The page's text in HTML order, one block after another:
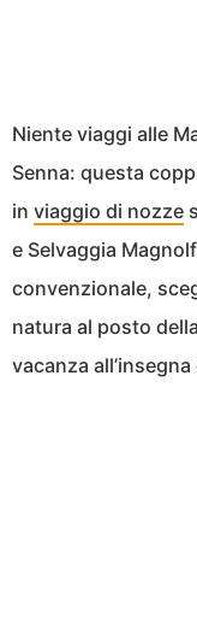
Niente viaggi alle
Senna: questa
in viaggio di nozze
e Selvaggia
convenzionale,
natura al posto
vacanza